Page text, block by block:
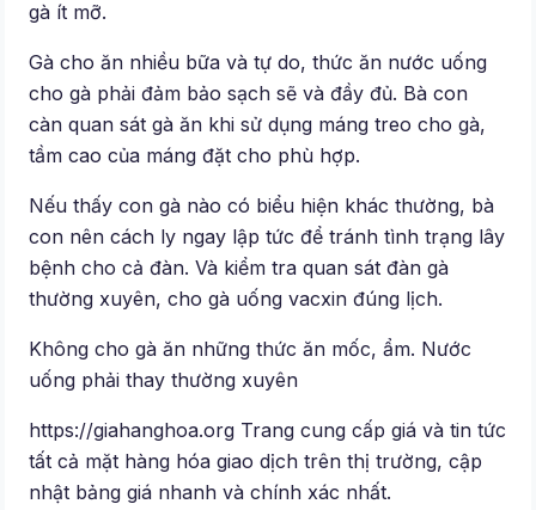
gà ít mỡ.
Gà cho ăn nhiều bữa và tự do, thức ăn nước uống
cho gà phải đảm bảo sạch sẽ và đầy đủ. Bà con
càn quan sát gà ăn khi sử dụng máng treo cho gà,
tầm cao của máng đặt cho phù hợp.
Nếu thấy con gà nào có biểu hiện khác thường, bà
con nên cách ly ngay lập tức để tránh tình trạng lây
bệnh cho cả đàn. Và kiểm tra quan sát đàn gà
thường xuyên, cho gà uống vacxin đúng lịch.
Không cho gà ăn những thức ăn mốc, ẩm. Nước
uống phải thay thường xuyên
https://giahanghoa.org Trang cung cấp giá và tin tức
tất cả mặt hàng hóa giao dịch trên thị trường, cập
nhật bảng giá nhanh và chính xác nhất.